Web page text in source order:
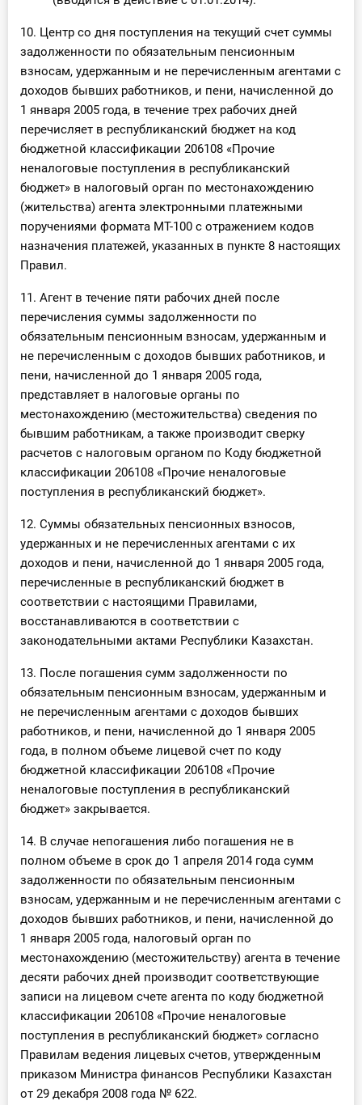
10. Центр со дня поступления на текущий счет суммы
задолженности по обязательным пенсионным
взносам, удержанным и не перечисленным агентами с
доходов бывших работников, и пени, начисленной до
1 января 2005 года, в течение трех рабочих дней
перечисляет в республиканский бюджет на код
бюджетной классификации 206108 «Прочие
неналоговые поступления в республиканский
бюджет» в налоговый орган по местонахождению
(жительства) агента электронными платежными
поручениями формата МТ-100 с отражением кодов
назначения платежей, указанных в пункте 8 настоящих
Правил.
11. Агент в течение пяти рабочих дней после
перечисления суммы задолженности по
обязательным пенсионным взносам, удержанным и
не перечисленным с доходов бывших работников, и
пени, начисленной до 1 января 2005 года,
представляет в налоговые органы по
местонахождению (местожительства) сведения по
бывшим работникам, а также производит сверку
расчетов с налоговым органом по Коду бюджетной
классификации 206108 «Прочие неналоговые
поступления в республиканский бюджет».
12. Суммы обязательных пенсионных взносов,
удержанных и не перечисленных агентами с их
доходов и пени, начисленной до 1 января 2005 года,
перечисленные в республиканский бюджет в
соответствии с настоящими Правилами,
восстанавливаются в соответствии с
законодательными актами Республики Казахстан.
13. После погашения сумм задолженности по
обязательным пенсионным взносам, удержанным и
не перечисленным агентами с доходов бывших
работников, и пени, начисленной до 1 января 2005
года, в полном объеме лицевой счет по коду
бюджетной классификации 206108 «Прочие
неналоговые поступления в республиканский
бюджет» закрывается.
14. В случае непогашения либо погашения не в
полном объеме в срок до 1 апреля 2014 года сумм
задолженности по обязательным пенсионным
взносам, удержанным и не перечисленным агентами с
доходов бывших работников, и пени, начисленной до
1 января 2005 года, налоговый орган по
местонахождению (местожительству) агента в течение
десяти рабочих дней производит соответствующие
записи на лицевом счете агента по коду бюджетной
классификации 206108 «Прочие неналоговые
поступления в республиканский бюджет» согласно
Правилам ведения лицевых счетов, утвержденным
приказом Министра финансов Республики Казахстан
от 29 декабря 2008 года № 622.